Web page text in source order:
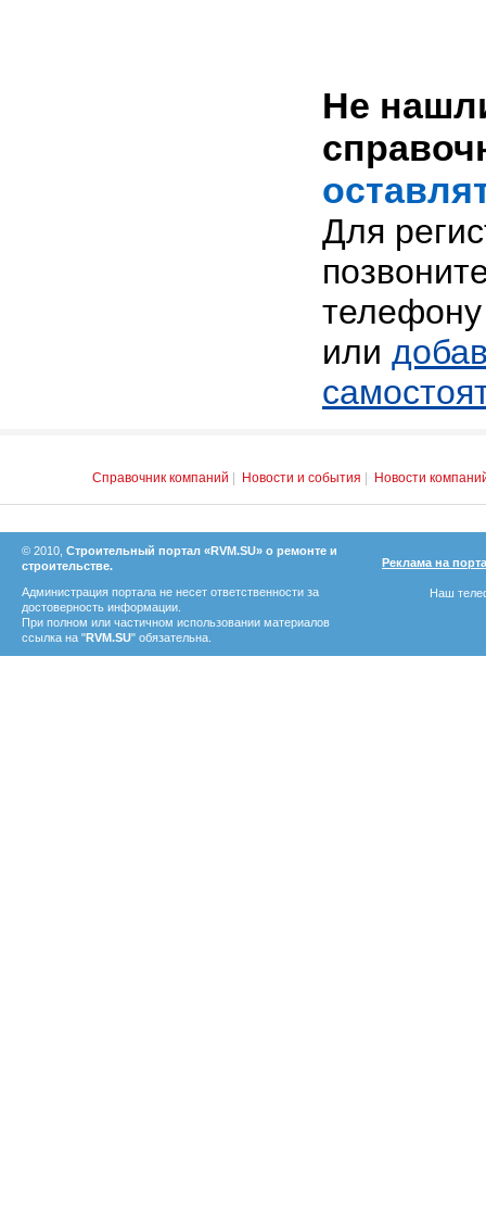
Не
Для
или
Справочник компаний Новости и события Новости
© 2010, Строительный портал «RVM.SU» о ремонте и
строительстве.
Администрация портала не несет ответственности за
достоверность информации.
При полном или частичном использовании материалов
ссылка на "RVM.SU" обязательна.
Реклама на
Наш